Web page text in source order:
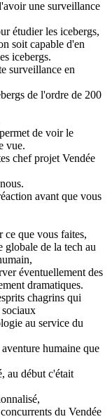
une surveillance
étudier les icebergs,
soit capable d'en
icebergs.
surveillance en
de l'ordre de 200
de voir le
vue.
chef projet Vendée
avant que vous
ce que vous faites,
globale de la tech au
éventuellement des
dramatiques.
chagrins qui
sociaux
au service du
humaine que
au début c'était
du Vendée